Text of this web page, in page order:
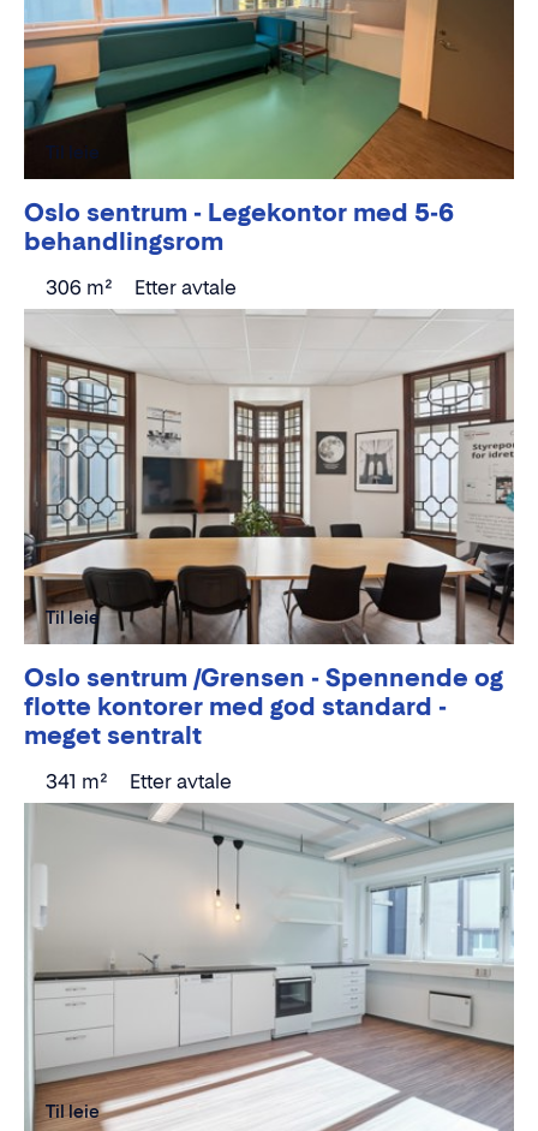
Oslo sentrum - Legekontor med 5-6
behandlingsrom
306 m² Etter avtale
Til leie
Oslo sentrum /Grensen - Spennende og
flotte kontorer med god standard -
meget sentralt
341 m² Etter avtale
Til leie
Til leie